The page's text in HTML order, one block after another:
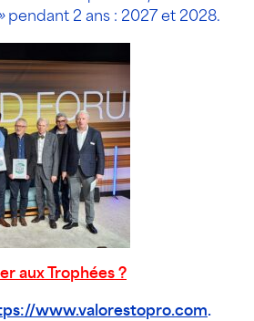
pendant 2 ans : 2027 et 2028.
aux Trophées ?
www.valorestopro.com.